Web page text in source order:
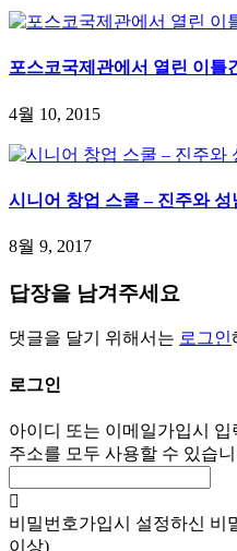
포스코국제관에서 열린 이틀
4월 10, 2015
시니어 창업 스쿨 – 진주와 성
8월 9, 2017
답장을 남겨주세요
댓글을 달기 위해서는 로그인
로그인
아이디 또는 이메일가입시 입
주소를 모두 사용할 수 있습
비밀번호가입시 설정하신 비
이상)